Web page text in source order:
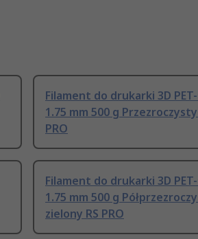
Filament do drukarki 3D
1.75 mm 500 g Przezroczysty
PRO
Filament do drukarki 3D
1.75 mm 500 g
zielony RS PRO